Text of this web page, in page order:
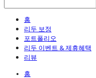
홈
리두 보정
포트폴리오
리두 이벤트 & 제휴혜택
리뷰
홈